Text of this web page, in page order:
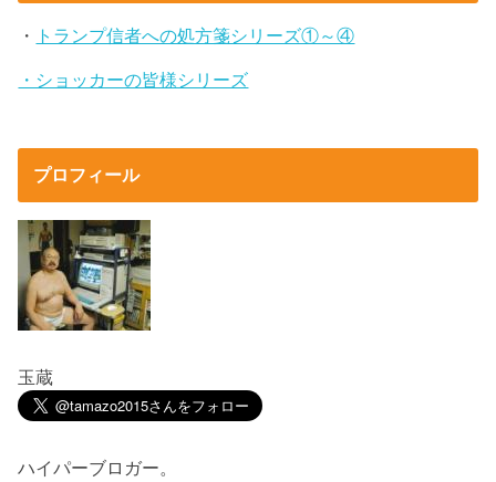
・ トランプ信者への処方箋シリーズ①～④
・ショッカーの皆様シリーズ
プロフィール
玉蔵
ハイパーブロガー。